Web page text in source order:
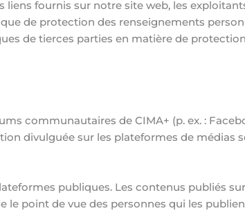
liens fournis sur notre site web, les
de protection des renseignements
de tierces parties en matière de
communautaires de CIMA+ (p. ex. :
divulguée sur les plateformes de médias
publiques. Les contenus publiés
point de vue des personnes qui les